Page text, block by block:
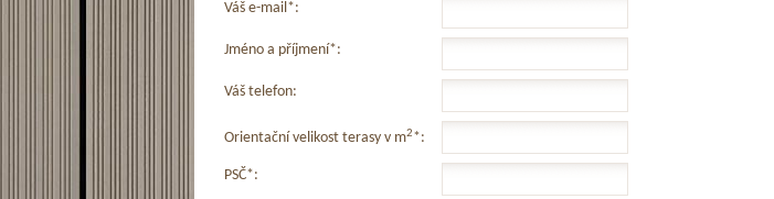
Váš e-mail*:
Jméno a příjmení*:
Váš telefon:
Orientační velikost terasy v m2*:
PSČ*: